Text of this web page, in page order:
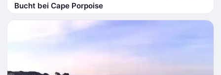
Bucht bei Cape Porpoise